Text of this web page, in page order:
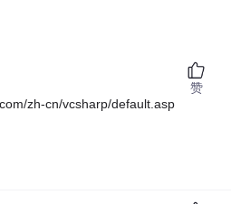
zh-cn/vcsharp/default.asp
赞